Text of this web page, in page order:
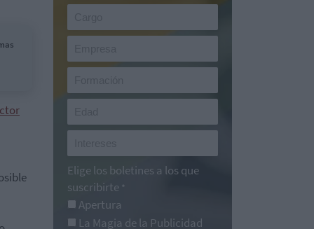
Elige los boletines a los que
suscribirte *
Apertura
La Magia de la Publicidad